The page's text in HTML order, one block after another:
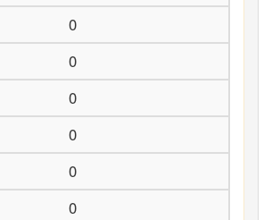
0
0
0
0
0
0